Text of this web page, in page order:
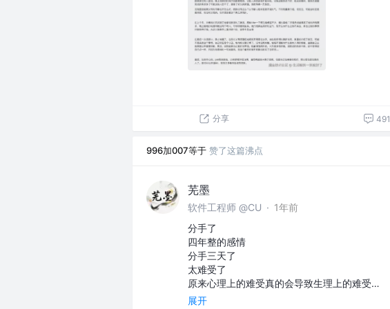
分享 491
996加007等于 赞了这篇沸点
芜墨
软件工程师 @CU · 1年前
分手了
四年整的感情
分手三天了
太难受了
原来心理上的难受真的会导致生理上的难受…
展开